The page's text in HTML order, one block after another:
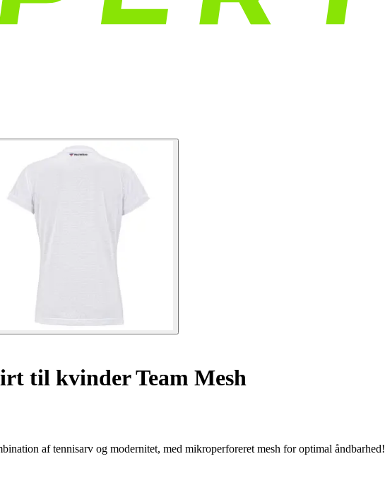
til kvinder Team Mesh
af tennisarv og modernitet, med mikroperforeret mesh for optimal åndbarhed!